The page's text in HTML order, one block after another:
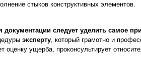
стыков конструктивных элементов.
следует уделить самое
эксперту, который грамотно и
оценку ущерба, проконсультирует